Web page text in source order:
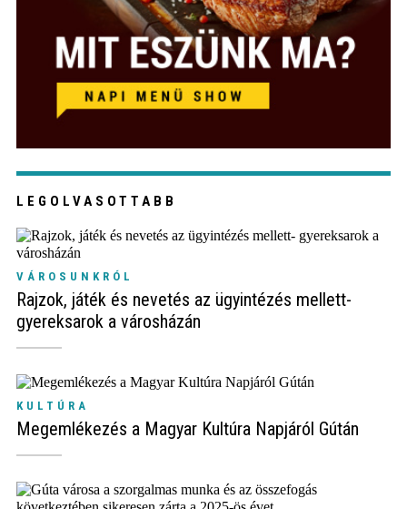
LEGOLVASOTTABB
VÁROSUNKRÓL
Rajzok, játék és nevetés az ügyintézés mellett-
gyereksarok a városházán
KULTÚRA
Megemlékezés a Magyar Kultúra Napjáról Gútán